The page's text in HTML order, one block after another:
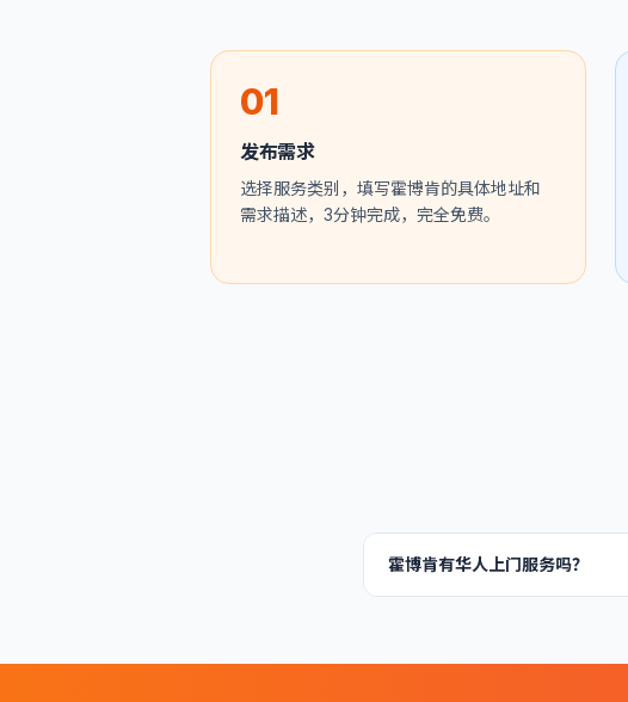
01
发布需求
选择服务类别，填写霍博肯的具体地址和
需求描述，3分钟完成，完全免费。
霍博肯有华人上门服务吗？